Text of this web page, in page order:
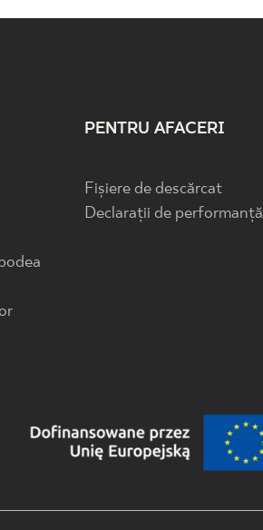
PENTRU AFACERI
Fișiere de descărcat
Declarații de performanță